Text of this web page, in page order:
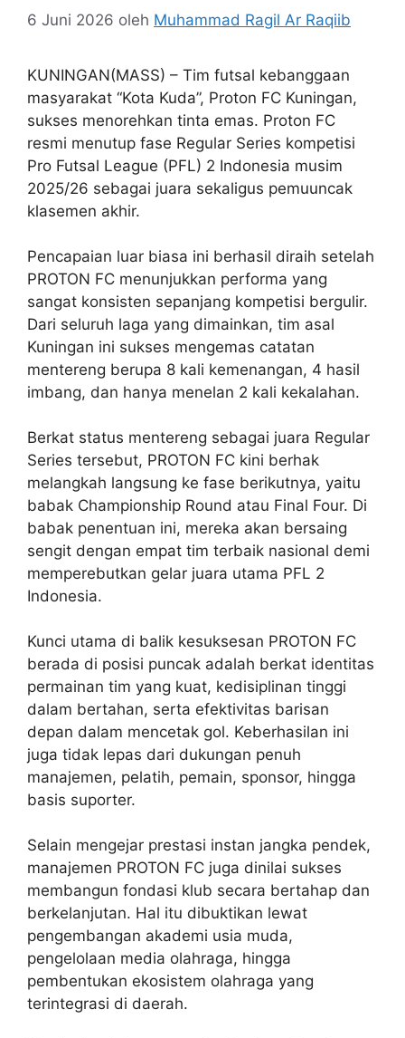
6 Juni 2026 oleh Muhammad Ragil Ar Raqiib
KUNINGAN(MASS) – Tim futsal kebanggaan
masyarakat “Kota Kuda”, Proton FC Kuningan,
sukses menorehkan tinta emas. Proton FC
resmi menutup fase Regular Series kompetisi
Pro Futsal League (PFL) 2 Indonesia musim
2025/26 sebagai juara sekaligus pemuuncak
klasemen akhir.
Pencapaian luar biasa ini berhasil diraih setelah
PROTON FC menunjukkan performa yang
sangat konsisten sepanjang kompetisi bergulir.
Dari seluruh laga yang dimainkan, tim asal
Kuningan ini sukses mengemas catatan
mentereng berupa 8 kali kemenangan, 4 hasil
imbang, dan hanya menelan 2 kali kekalahan.
Berkat status mentereng sebagai juara Regular
Series tersebut, PROTON FC kini berhak
melangkah langsung ke fase berikutnya, yaitu
babak Championship Round atau Final Four. Di
babak penentuan ini, mereka akan bersaing
sengit dengan empat tim terbaik nasional demi
memperebutkan gelar juara utama PFL 2
Indonesia.
Kunci utama di balik kesuksesan PROTON FC
berada di posisi puncak adalah berkat identitas
permainan tim yang kuat, kedisiplinan tinggi
dalam bertahan, serta efektivitas barisan
depan dalam mencetak gol. Keberhasilan ini
juga tidak lepas dari dukungan penuh
manajemen, pelatih, pemain, sponsor, hingga
basis suporter.
Selain mengejar prestasi instan jangka pendek,
manajemen PROTON FC juga dinilai sukses
membangun fondasi klub secara bertahap dan
berkelanjutan. Hal itu dibuktikan lewat
pengembangan akademi usia muda,
pengelolaan media olahraga, hingga
pembentukan ekosistem olahraga yang
terintegrasi di daerah.